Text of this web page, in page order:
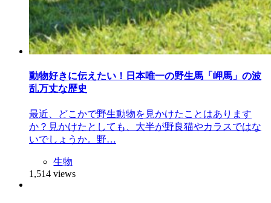
動物好きに伝えたい！日本唯一の野生馬「岬馬」の波
乱万丈な歴史
最近、どこかで野生動物を見かけたことはあります
か？見かけたとしても、大半が野良猫やカラスではな
いでしょうか。野…
生物
1,514 views